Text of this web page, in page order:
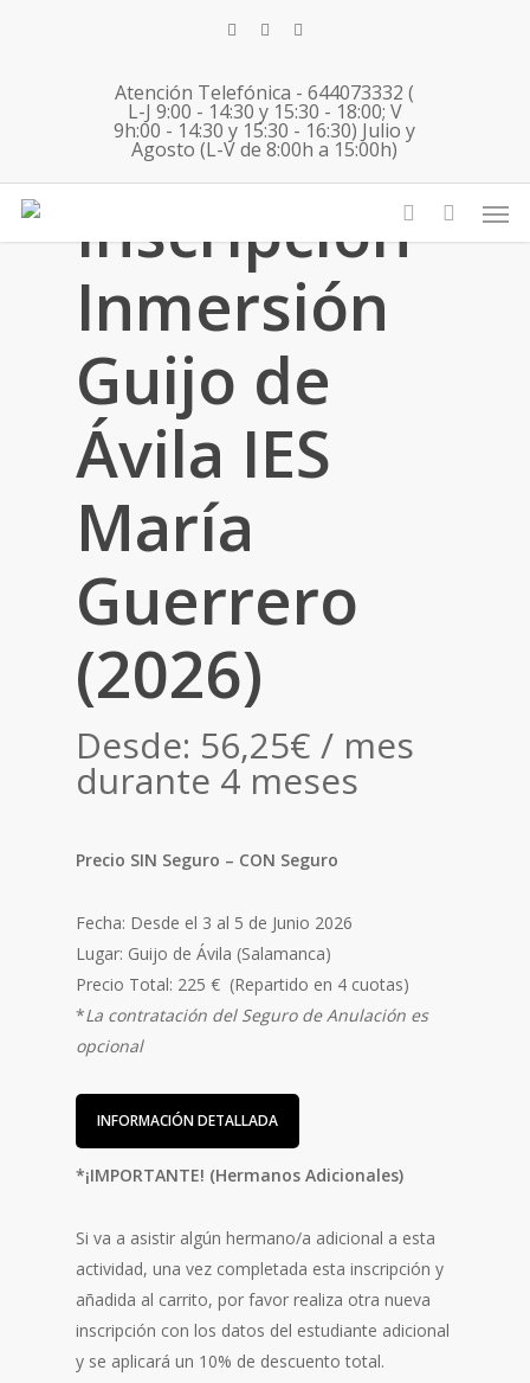
twitterfacebookinstagram
Atención Telefónica - 644073332 (
L-J 9:00 - 14:30 y 15:30 - 18:00; V
9h:00 - 14:30 y 15:30 - 16:30) Julio y
Agosto (L-V de 8:00h a 15:00h)
account
Inscripción
Inmersión
Guijo de
Ávila IES
María
Guerrero
(2026)
Desde: 56,25€ / mes
durante 4 meses
Precio SIN Seguro – CON Seguro
Fecha: Desde el 3 al 5 de Junio 2026
Lugar: Guijo de Ávila (Salamanca)
Precio Total: 225 € (Repartido en 4 cuotas)
*La contratación del Seguro de Anulación es
opcional
INFORMACIÓN DETALLADA
*¡IMPORTANTE! (Hermanos Adicionales)
Si va a asistir algún hermano/a adicional a esta
actividad, una vez completada esta inscripción y
añadida al carrito, por favor realiza otra nueva
inscripción con los datos del estudiante adicional
y se aplicará un 10% de descuento total.